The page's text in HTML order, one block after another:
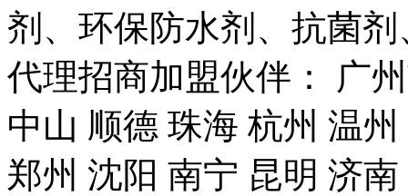
剂、环保防水剂、抗菌
代理招商加盟伙伴： 广
中山 顺德 珠海 杭州 温
郑州 沈阳 南宁 昆明 济